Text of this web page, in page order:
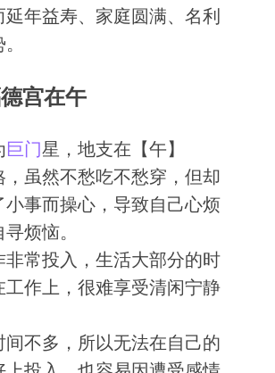
延年益寿、家庭圆满、名利
宫在午
巨门星，地支在【午】
，虽然不愁吃不愁穿，但却
小事而操心，导致自己心烦
烦恼。
非常投入，生活大部分的时
工作上，很难享受清闲宁静
间不多，所以无法在自己的